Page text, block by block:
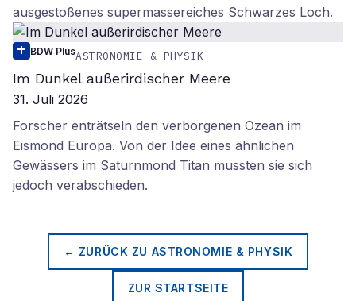
ausgestoßenes supermassereiches Schwarzes Loch.
BDW PlusASTRONOMIE & PHYSIK
Im Dunkel außerirdischer Meere
31. Juli 2026
Forscher enträtseln den verborgenen Ozean im
Eismond Europa. Von der Idee eines ähnlichen
Gewässers im Saturnmond Titan mussten sie sich
jedoch verabschieden.
← ZURÜCK ZU ASTRONOMIE & PHYSIK
ZUR STARTSEITE